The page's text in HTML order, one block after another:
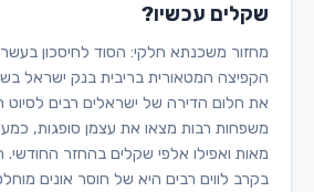
שקלים עכשיו?
מחזור משכנתא חלקי: הסוד לחיסכון
הקפיצה המטאורית בריבית בנק ישראל
את חלום הדירה של ישראלים רבים לסיוט
משפחות רבות מצאו את עצמן סופגות,
מאות ואפילו אלפי שקלים בהחזר
בקרב לווים רבים היא של חוסר אונים